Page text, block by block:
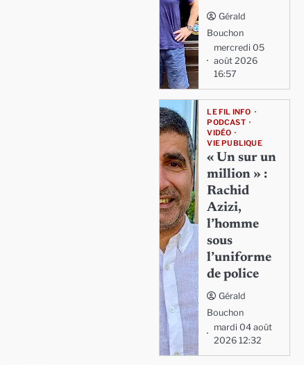
Gérald
Bouchon
mercredi 05
août 2026
16:57
LE FIL INFO
PODCAST
VIDÉO
VIE PUBLIQUE
« Un sur un
million » :
Rachid
Azizi,
l’homme
sous
l’uniforme
de police
Gérald
Bouchon
mardi 04 août
2026 12:32